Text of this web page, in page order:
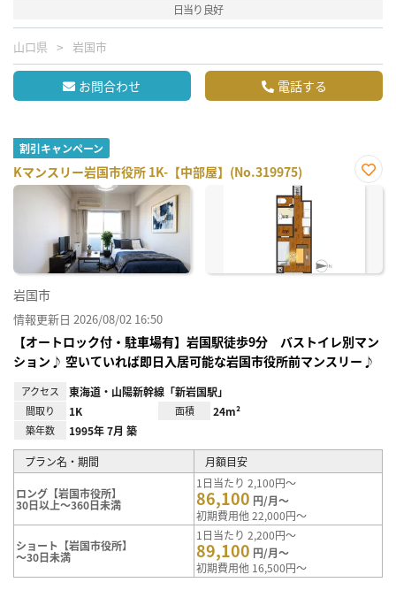
日当り良好
山口県 岩国市
お問合わせ 電話する
割引キャンペーン
Kマンスリー岩国市役所 1K-【中部屋】(No.319975)
お気
岩国市
情報更新日 2026/08/02 16:50
【オートロック付・駐車場有】岩国駅徒歩9分 バストイレ別マン
ション♪ 空いていれば即日入居可能な岩国市役所前マンスリー♪
アクセス 東海道・山陽新幹線「新岩国駅」
間取り 1K 面積 24m²
築年数 1995年 7月 築
プラン名・期間 月額目安
ロング【岩国市役所】
30日以上～360日未満
1日当たり 2,100円～
86,100 円/月～
初期費用他 22,000円～
ショート【岩国市役所】
～30日未満
1日当たり 2,200円～
89,100 円/月～
初期費用他 16,500円～